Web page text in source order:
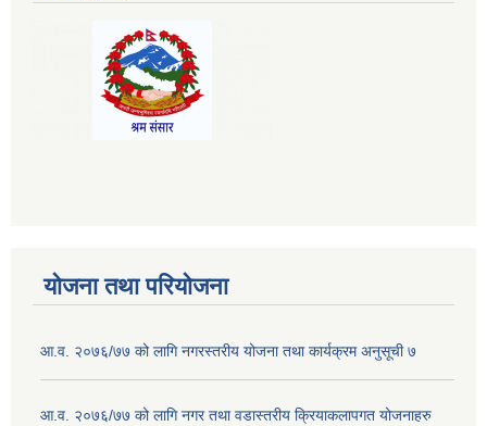
योजना तथा परियोजना
आ.व. २०७६/७७ को लागि नगरस्तरीय योजना तथा कार्यक्रम अनुसूची ७
आ.व. २०७६/७७ को लागि नगर तथा वडास्तरीय क्रियाकलापगत योजनाहरु